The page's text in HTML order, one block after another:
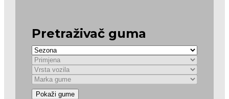
Pretraživač guma
Pokaži gume